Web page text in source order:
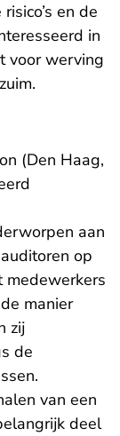
en de
in
voor werving
(Den Haag,
aan
op
medewerkers
manier
zij
de
van een
deel